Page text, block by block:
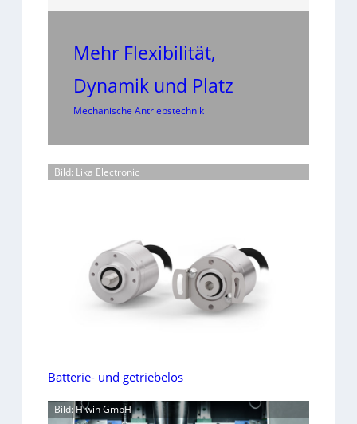
Mehr Flexibilität,
Dynamik und Platz
Mechanische Antriebstechnik
Bild: Lika Electronic
Batterie- und getriebelos
Bild: Hiwin GmbH